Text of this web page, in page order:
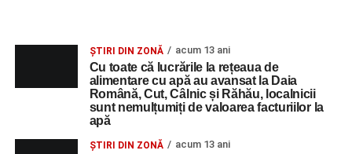
ȘTIRI DIN ZONĂ acum 13 ani
Cu toate că lucrările la rețeaua de
alimentare cu apă au avansat la Daia
Română, Cut, Câlnic și Răhău, localnicii
sunt nemulțumiți de valoarea facturiilor la
apă
ȘTIRI DIN ZONĂ acum 13 ani